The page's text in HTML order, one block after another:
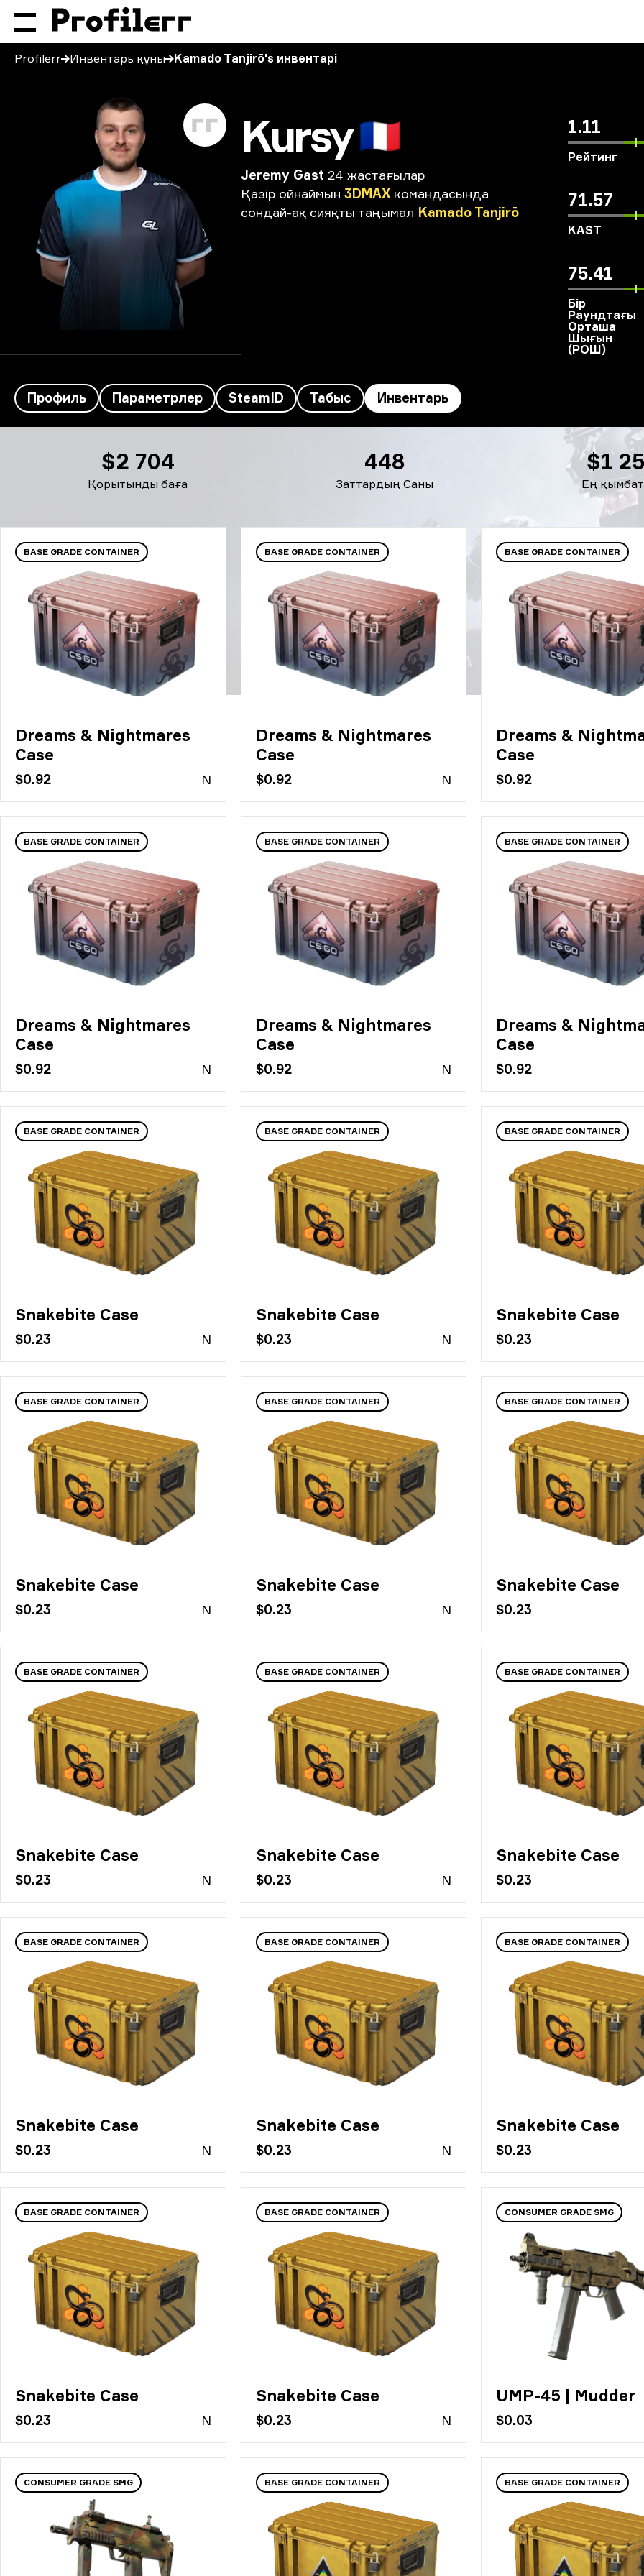
Profilerr Инвентарь құны Kamado Tanjirō's инвентарі
Kursy 🇫🇷
Jeremy Gast 24 жастағылар
Қазір ойнаймын 3DMAX командасында
сондай-ақ сияқты таңымал Kamado Tanjirō
1.11
Рейтинг
71.57
KAST
75.41
Бір
Раундтағы
Орташа
Шығын
(РОШ)
Профиль Параметрлер SteamID Табыс Инвентарь
Қорытынды баға
$2 704
Заттардың Саны
448
Ең қымбат
$1
BASE GRADE CONTAINER
Dreams & Nightmares
Case
$0.92 N
BASE GRADE CONTAINER
Dreams & Nightmares
Case
$0.92 N
BASE GRADE CONTAINER
Dreams &
Case
$0.92
BASE GRADE CONTAINER
Dreams & Nightmares
Case
$0.92 N
BASE GRADE CONTAINER
Dreams & Nightmares
Case
$0.92 N
BASE GRADE CONTAINER
Dreams &
Case
$0.92
BASE GRADE CONTAINER
Snakebite Case
$0.23 N
BASE GRADE CONTAINER
Snakebite Case
$0.23 N
BASE GRADE CONTAINER
Snakebite Case
$0.23
BASE GRADE CONTAINER
Snakebite Case
$0.23 N
BASE GRADE CONTAINER
Snakebite Case
$0.23 N
BASE GRADE CONTAINER
Snakebite Case
$0.23
BASE GRADE CONTAINER
Snakebite Case
$0.23 N
BASE GRADE CONTAINER
Snakebite Case
$0.23 N
BASE GRADE CONTAINER
Snakebite Case
$0.23
BASE GRADE CONTAINER
Snakebite Case
$0.23 N
BASE GRADE CONTAINER
Snakebite Case
$0.23 N
BASE GRADE CONTAINER
Snakebite Case
$0.23
BASE GRADE CONTAINER
Snakebite Case
$0.23 N
BASE GRADE CONTAINER
Snakebite Case
$0.23 N
CONSUMER GRADE SMG
UMP-45 | Mudder
$0.03
CONSUMER GRADE SMG BASE GRADE CONTAINER BASE GRADE CONTAINER